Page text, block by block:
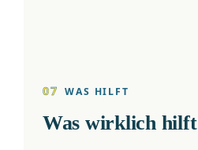
07 WAS HILFT
Was wirklich hilft